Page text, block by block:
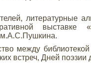
литературные
между библиотекой
встреч, Дней поэзии